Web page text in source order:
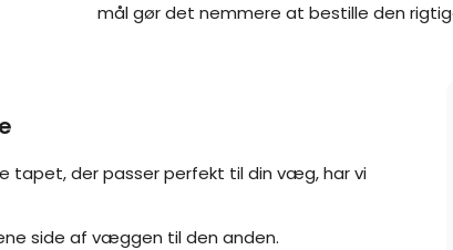
mål gør det nemmere at bestille den
tapet, der passer perfekt til din væg, har vi
side af væggen til den anden.